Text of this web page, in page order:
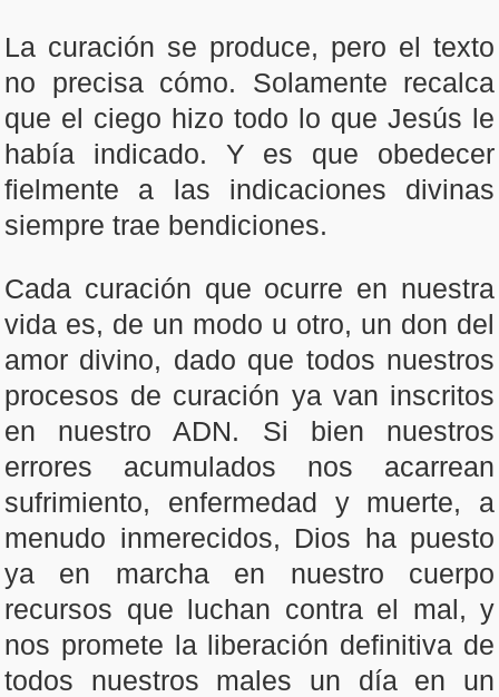
La curación se produce, pero el texto
no precisa cómo. Solamente recalca
que el ciego hizo todo lo que Jesús le
había indicado. Y es que obedecer
fielmente a las indicaciones divinas
siempre trae bendiciones.
Cada curación que ocurre en nuestra
vida es, de un modo u otro, un don del
amor divino, dado que todos nuestros
procesos de curación ya van inscritos
en nuestro ADN. Si bien nuestros
errores acumulados nos acarrean
sufrimiento, enfermedad y muerte, a
menudo inmerecidos, Dios ha puesto
ya en marcha en nuestro cuerpo
recursos que luchan contra el mal, y
nos promete la liberación definitiva de
todos nuestros males un día en un